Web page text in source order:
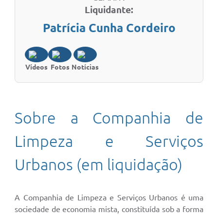
Liquidante:
Patrícia Cunha Cordeiro
Vídeos Fotos Notícias
Sobre a Companhia de
Limpeza e Serviços
Urbanos (em liquidação)
A Companhia de Limpeza e Serviços Urbanos é uma
sociedade de economia mista, constituída sob a forma